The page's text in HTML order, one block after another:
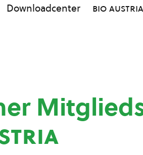
Downloadcenter bio austria